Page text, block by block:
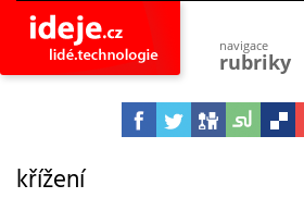
navigace
rubriky
astro
vesmír
křížení